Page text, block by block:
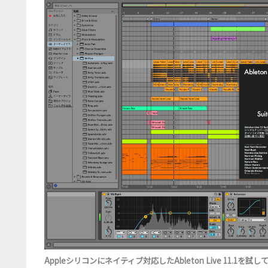
Appleシリコンにネイティブ対応したAbleton Live 11.1を試し